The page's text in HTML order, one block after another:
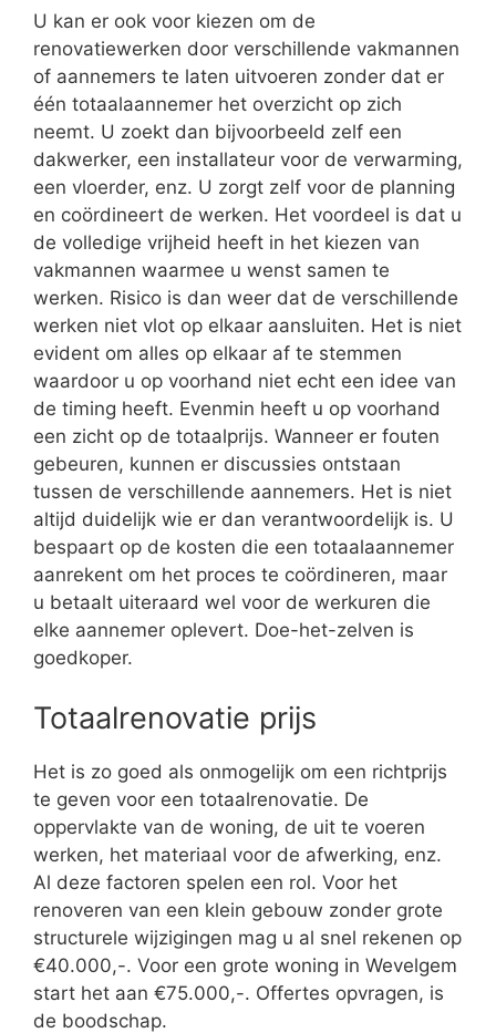
U kan er ook voor kiezen om de
renovatiewerken door verschillende vakmannen
of aannemers te laten uitvoeren zonder dat er
één totaalaannemer het overzicht op zich
neemt. U zoekt dan bijvoorbeeld zelf een
dakwerker, een installateur voor de verwarming,
een vloerder, enz. U zorgt zelf voor de planning
en coördineert de werken. Het voordeel is dat u
de volledige vrijheid heeft in het kiezen van
vakmannen waarmee u wenst samen te
werken. Risico is dan weer dat de verschillende
werken niet vlot op elkaar aansluiten. Het is niet
evident om alles op elkaar af te stemmen
waardoor u op voorhand niet echt een idee van
de timing heeft. Evenmin heeft u op voorhand
een zicht op de totaalprijs. Wanneer er fouten
gebeuren, kunnen er discussies ontstaan
tussen de verschillende aannemers. Het is niet
altijd duidelijk wie er dan verantwoordelijk is. U
bespaart op de kosten die een totaalaannemer
aanrekent om het proces te coördineren, maar
u betaalt uiteraard wel voor de werkuren die
elke aannemer oplevert. Doe-het-zelven is
goedkoper.
Totaalrenovatie prijs
Het is zo goed als onmogelijk om een richtprijs
te geven voor een totaalrenovatie. De
oppervlakte van de woning, de uit te voeren
werken, het materiaal voor de afwerking, enz.
Al deze factoren spelen een rol. Voor het
renoveren van een klein gebouw zonder grote
structurele wijzigingen mag u al snel rekenen op
€40.000,-. Voor een grote woning in Wevelgem
start het aan €75.000,-. Offertes opvragen, is
de boodschap.